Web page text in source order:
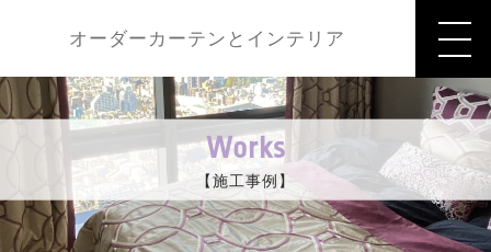
オーダーカーテンとインテリア
Works
【施工事例】